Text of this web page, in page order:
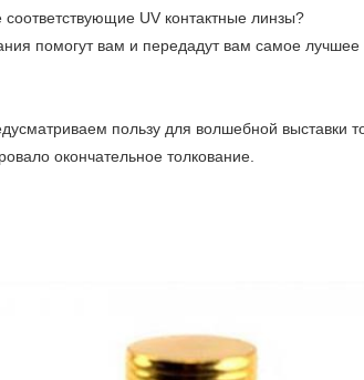
UV контактные линзы?
помогут вам и передадут вам самое лучшее
пользу для волшебной выставки
окончательное толкование.